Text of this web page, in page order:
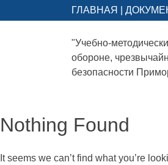
ГЛАВНАЯ
"Учебно-
обороне,
безопасности
Nothing Found
It seems we can’t find what you’re